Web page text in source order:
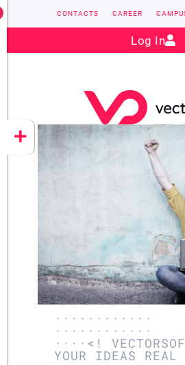
CONZEPT 16
YEET
Contact:
CONTACTS CAREER
Log In
············
············
····<!
YOUR IDEAS